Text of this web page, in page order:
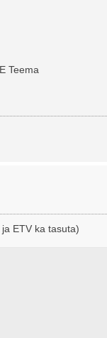
Teema
ETV ka tasuta)